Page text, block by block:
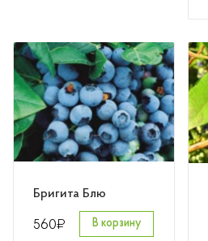
Бригита Блю
560₽ В корзину